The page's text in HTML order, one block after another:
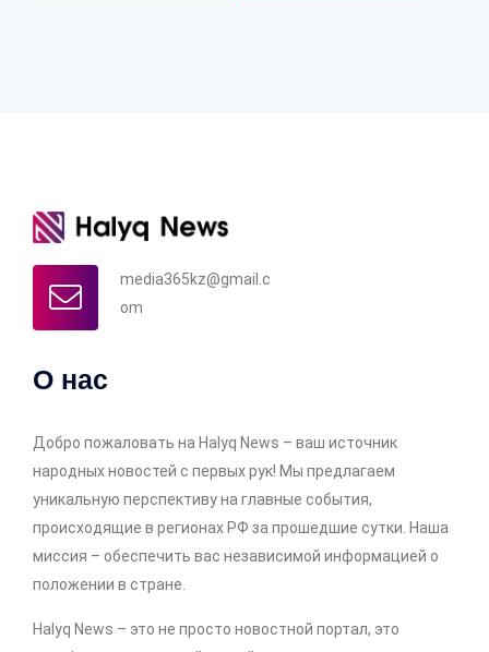
media365kz@gmail.c
om
О нас
Добро пожаловать на Halyq News – ваш источник
народных новостей с первых рук! Мы предлагаем
уникальную перспективу на главные события,
происходящие в регионах РФ за прошедшие сутки. Наша
миссия – обеспечить вас независимой информацией о
положении в стране.
Halyq News – это не просто новостной портал, это